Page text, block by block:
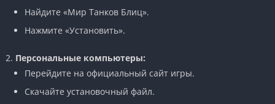
Найдите «Мир Танков Блиц».
Нажмите «Установить».
Персональные компьютеры:
Перейдите на официальный сайт игры.
Скачайте установочный файл.